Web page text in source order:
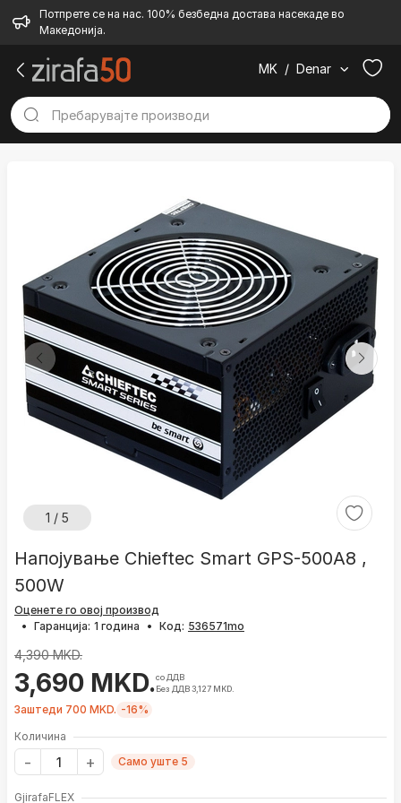
Потпрете се на нас. 100% безбедна достава насекаде во
Македонија.
MK / Denar
1 / 5
Напојување Chieftec Smart GPS-500A8 ,
500W
Оценете го овој производ
• Гаранција: 1 година • Код:
4,390 MKD.
3,690 MKD.со ДДВ
Без ДДВ 3,127 MKD.
Заштеди 700 MKD. -16%
Количина
Само уште 5
GjirafaFLEX